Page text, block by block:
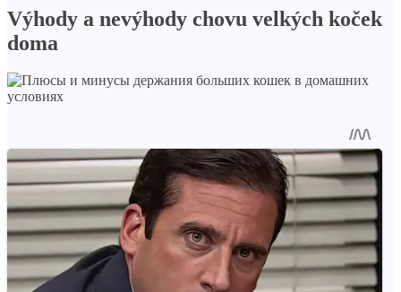
Výhody a nevýhody chovu velkých koček
doma